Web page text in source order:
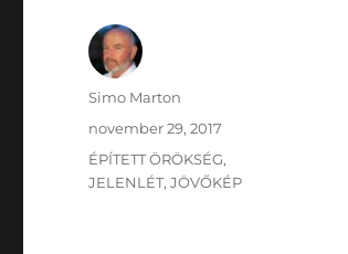
Szerző
Simo Marton
Közzétéve
november 29, 2017
Kategória
ÉPÍTETT ÖRÖKSÉG,
JELENLÉT,JÖVŐKÉP